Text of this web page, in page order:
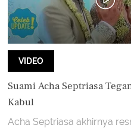
VIDEO
Suami Acha Septriasa
Kabul
Acha Septriasa akhirnya